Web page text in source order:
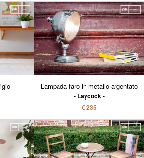
Lampada faro in metallo argentato
Laycock
€ 235